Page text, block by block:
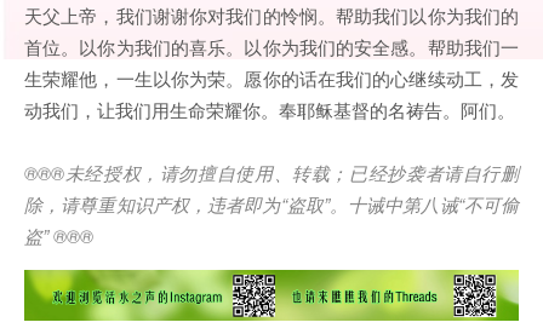
天父上帝，我们谢谢你对我们的怜悯。帮助我们以你为我们的
首位。以你为我们的喜乐。以你为我们的安全感。帮助我们一
生荣耀他，一生以你为荣。愿你的话在我们的心继续动工，发
动我们，让我们用生命荣耀你。奉耶稣基督的名祷告。阿们。
®®®未经授权，请勿擅自使用、转载；已经抄袭者请自行删
除，请尊重知识产权，违者即为“盗取”。十诫中第八诫“不可偷
盗” ®®®